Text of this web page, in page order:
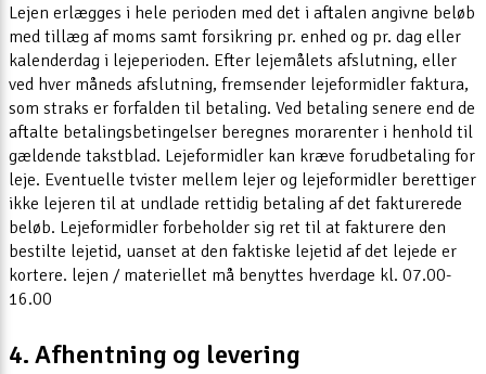
Lejen erlægges i hele perioden med det i aftalen angivne beløb
med tillæg af moms samt forsikring pr. enhed og pr. dag eller
kalenderdag i lejeperioden. Efter lejemålets afslutning, eller
ved hver måneds afslutning, fremsender lejeformidler faktura,
som straks er forfalden til betaling. Ved betaling senere end de
aftalte betalingsbetingelser beregnes morarenter i henhold til
gældende takstblad. Lejeformidler kan kræve forudbetaling for
leje. Eventuelle tvister mellem lejer og lejeformidler berettiger
ikke lejeren til at undlade rettidig betaling af det fakturerede
beløb. Lejeformidler forbeholder sig ret til at fakturere den
bestilte lejetid, uanset at den faktiske lejetid af det lejede er
kortere. lejen / materiellet må benyttes hverdage kl. 07.00-
16.00
4. Afhentning og levering